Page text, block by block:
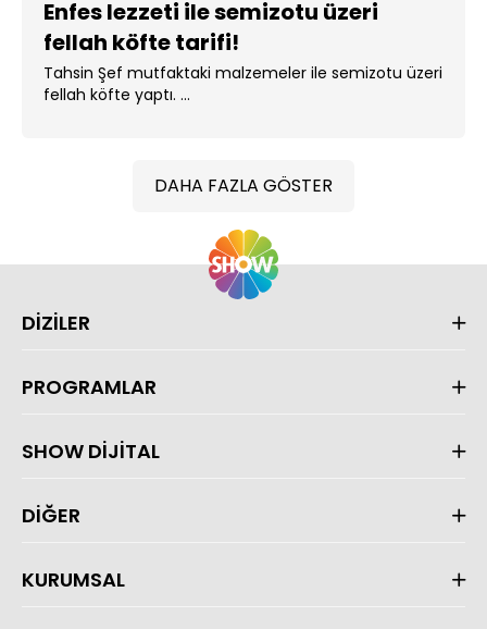
Enfes lezzeti ile semizotu üzeri
fellah köfte tarifi!
Tahsin Şef mutfaktaki malzemeler ile semizotu üzeri
fellah köfte yaptı. ...
DAHA FAZLA GÖSTER
DİZİLER
PROGRAMLAR
SHOW DİJİTAL
DİĞER
KURUMSAL